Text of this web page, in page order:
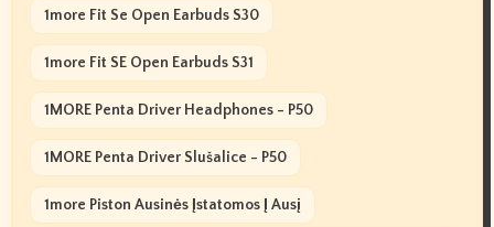
1more Fit Se Open Earbuds S30
1more Fit SE Open Earbuds S31
1MORE Penta Driver Headphones - P50
1MORE Penta Driver Slušalice - P50
1more Piston Ausinės Įstatomos Į Ausį